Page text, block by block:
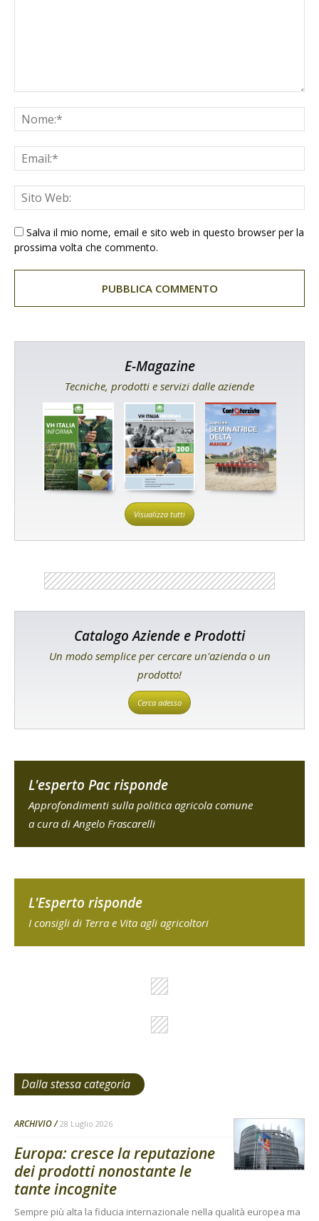
Salva il mio nome, email e sito web in questo browser per la
prossima volta che commento.
E-Magazine
Tecniche, prodotti e servizi dalle aziende
Visualizza tutti
Catalogo Aziende e Prodotti
Un modo semplice per cercare un'azienda o un
prodotto!
Cerca adesso
L'esperto Pac risponde
Approfondimenti sulla politica agricola comune
a cura di Angelo Frascarelli
L'Esperto risponde
I consigli di Terra e Vita agli agricoltori
Dalla stessa categoria
ARCHIVIO 28 Luglio 2026
Europa: cresce la reputazione
dei prodotti nonostante le
tante incognite
Sempre più alta la fiducia internazionale nella qualità europea ma